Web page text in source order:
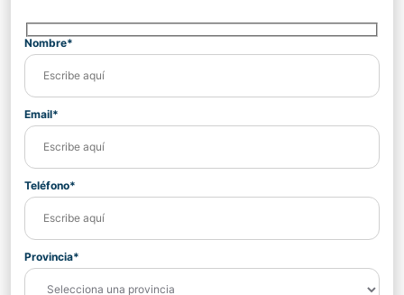
Nombre*
Email*
Teléfono*
Provincia*